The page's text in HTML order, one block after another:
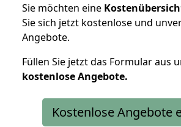
Sie möchten eine
Sie sich jetzt kostenlose und
Angebote.
Füllen Sie jetzt das Formular aus
kostenloseAngebote.
Kostenlose Angebote